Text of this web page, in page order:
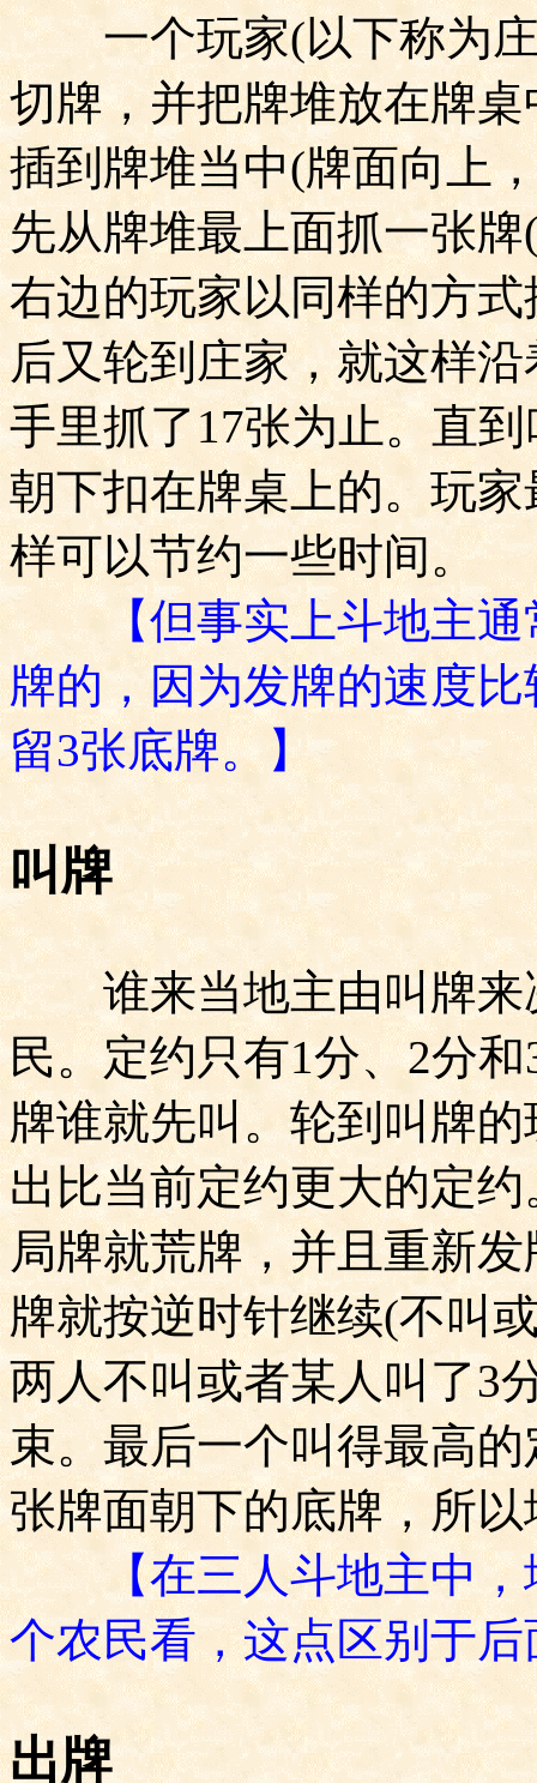
一个玩家(以下称为
切牌，并把牌堆放在牌
插到牌堆当中(牌面向上
先从牌堆最上面抓一张牌
右边的玩家以同样的方
后又轮到庄家，就这样
手里抓了17张为止。直
朝下扣在牌桌上的。玩
样可以节约一些时间。
【但事实上斗地主
牌的，因为发牌的速度
留3张底牌。】
叫牌
谁来当地主由叫牌来
民。定约只有1分、2分和
牌谁就先叫。轮到叫牌
出比当前定约更大的定约
局牌就荒牌，并且重新
牌就按逆时针继续(不叫
两人不叫或者某人叫了3
束。最后一个叫得最高
张牌面朝下的底牌，所
【在三人斗地主中
个农民看，这点区别于
出牌